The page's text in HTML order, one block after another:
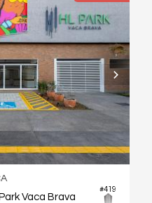
#419
Vaca Brava